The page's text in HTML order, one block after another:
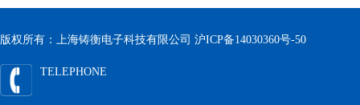
版权所有：上海铸衡电子科技有限公司 沪ICP备14030360号-50
TELEPHONE